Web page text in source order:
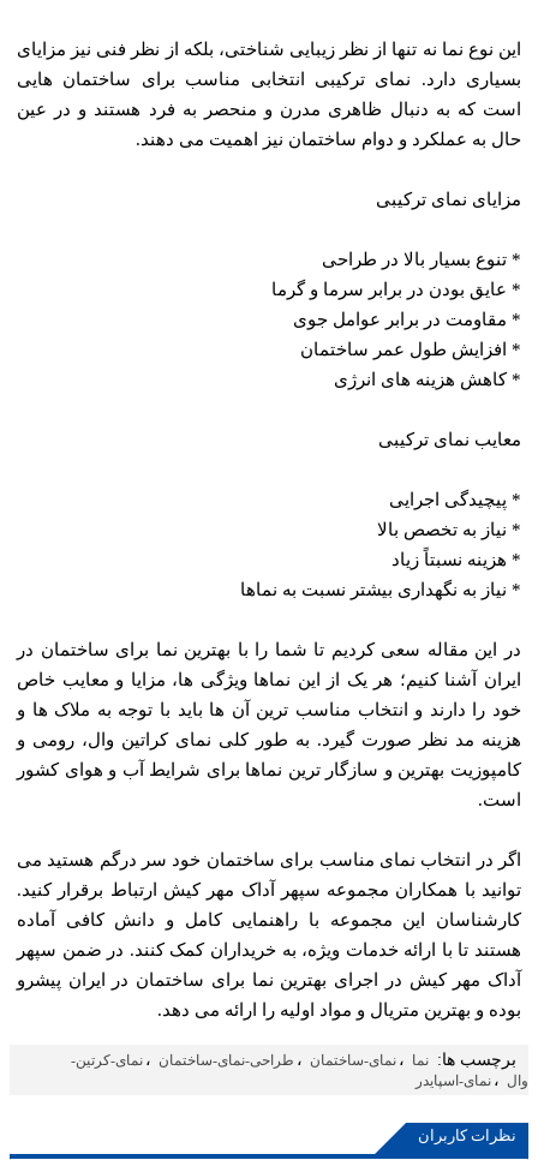
این نوع نما نه تنها از نظر زیبایی شناختی، بلکه از نظر فنی نیز مزایای
بسیاری دارد. نمای ترکیبی انتخابی مناسب برای ساختمان‌ هایی
است که به دنبال ظاهری مدرن و منحصر به فرد هستند و در عین
حال به عملکرد و دوام ساختمان نیز اهمیت می‌ دهند.
مزایای نمای ترکیبی
* تنوع بسیار بالا در طراحی
* عایق بودن در برابر سرما و گرما
* مقاومت در برابر عوامل جوی
* افزایش طول عمر ساختمان
* کاهش هزینه‌ های انرژی
معایب نمای ترکیبی
* پیچیدگی اجرایی
* نیاز به تخصص بالا
* هزینه نسبتاً زیاد
* نیاز به نگهداری بیشتر نسبت به نماها
در این مقاله سعی کردیم تا شما را با بهترین نما برای ساختمان در
ایران آشنا کنیم؛ هر یک از این نما‌ها ویژگی ‌ها، مزایا و معایب خاص
خود را دارند و انتخاب مناسب‌ ترین آن‌ ها باید با توجه به ملاک ‌ها و
هزینه مد نظر صورت گیرد. به طور کلی نمای کراتین وال، رومی و
کامپوزیت بهترین و سازگار ترین نماها برای شرایط آب و هوای کشور
است.
اگر در انتخاب نمای مناسب برای ساختمان خود سر درگم هستید می
‌توانید با همکاران مجموعه سپهر آداک مهر کیش ارتباط برقرار کنید.
کارشناسان این مجموعه با راهنمایی کامل و دانش کافی آماده
هستند تا با ارائه خدمات ویژه، به خریداران کمک کنند. در ضمن سپهر
آداک مهر کیش در اجرای بهترین نما برای ساختمان در ایران پیشرو
بوده و بهترین متریال و مواد اولیه را ارائه می‌ دهد.
برچسب ها: نما ، نمای-ساختمان ، طراحی-نمای-ساختمان ، نمای-کرتین-
وال ، نمای-اسپایدر
نظرات کاربران